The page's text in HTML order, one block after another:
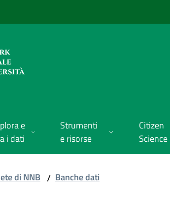
e
i dati
Strumenti
e risorse
Citizen
Science
di NNB / Banche dati